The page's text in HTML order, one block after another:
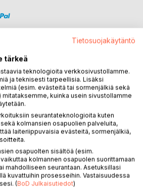
know who collects - and why -
and where they end up to.
Jason Mills with Betty the
homeland`s of the tooth trolls aka
fairies aka Ferryetas.
Tietosuojakäytäntö
tärkeä
teknologioita verkkosivustollamme.
ja teknisesti tarpeellisia. Lisäksi
(esim. evästeitä tai sormenjälkiä sekä
kuinka usein sivustollamme
seurantateknologioita kuten
kolmansien osapuolien palveluita,
laiteriippuvaisia evästeitä, sormenjälkiä,
osapuolten sisältöä (esim.
kolmannen osapuolen suorittamaan
mahdolliseen seurantaan. Asetuksillasi
kuvattuihin prosesseihin. Vastaisuudessa
(BoD Julkaisutiedot)